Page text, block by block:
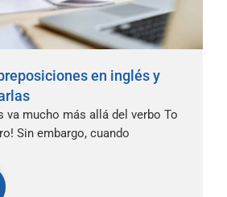
en inglés y
va mucho más allá del verbo To
Sin embargo, cuando